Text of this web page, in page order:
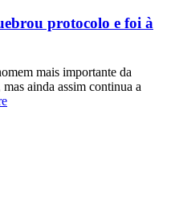
protocolo e foi à
mais importante da
ainda assim continua a